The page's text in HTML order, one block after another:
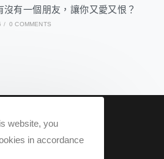
沒有一個朋友，讓你又愛又恨？
/ 0 COMMENTS
@ All rights reserved.
website, you
in accordance